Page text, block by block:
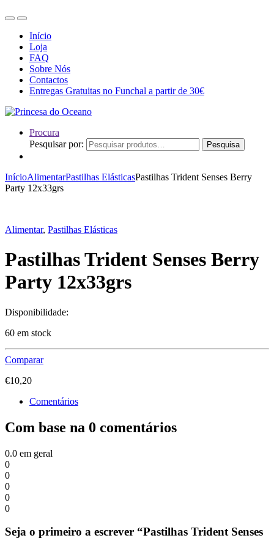
Início
Loja
FAQ
Sobre Nós
Contactos
Entregas Gratuitas no Funchal a partir de 30€
Procura
Pesquisar por:
Pesquisa
InícioAlimentarPastilhas ElásticasPastilhas Trident Senses Berry
Party 12x33grs
Alimentar, Pastilhas Elásticas
Pastilhas Trident Senses Berry
Party 12x33grs
Disponibilidade:
60 em stock
Comparar
€10,20
Comentários
Com base na 0 comentários
0.0 em geral
0
0
0
0
0
Seja o primeiro a escrever “Pastilhas Trident Senses